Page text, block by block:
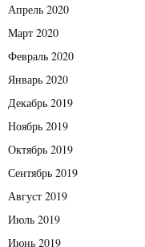
Апрель 2020
Март 2020
Февраль 2020
Январь 2020
Декабрь 2019
Ноябрь 2019
Октябрь 2019
Сентябрь 2019
Август 2019
Июль 2019
Июнь 2019